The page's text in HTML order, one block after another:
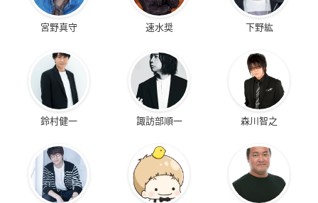
宮野真守 速水奨 下野紘
鈴村健一 諏訪部順一 森川智之